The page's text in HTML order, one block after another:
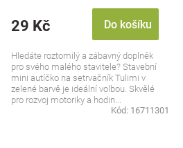
29 Kč Do košíku
Hledáte roztomilý a zábavný doplněk
pro svého malého stavitele? Stavební
mini autíčko na setrvačník Tulimi v
zelené barvě je ideální volbou. Skvělé
pro rozvoj motoriky a hodin...
Kód: 16711301